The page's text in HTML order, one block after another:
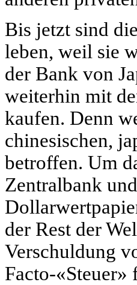
Bis jetzt sind
leben, weil sie
der Bank von
weiterhin mit
kaufen. Denn
chinesischen,
betroffen. Um
Zentralbank
der Rest der
Verschuldung
Facto-«Steuer»